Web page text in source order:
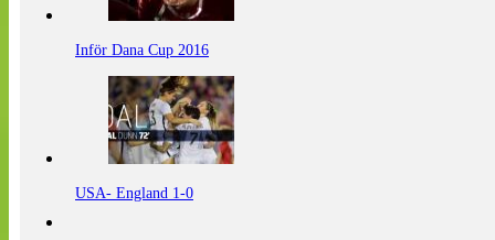
Inför Dana Cup 2016
USA- England 1-0